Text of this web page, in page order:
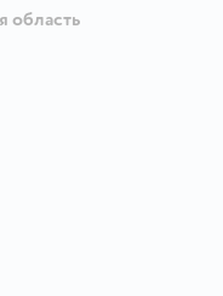
область